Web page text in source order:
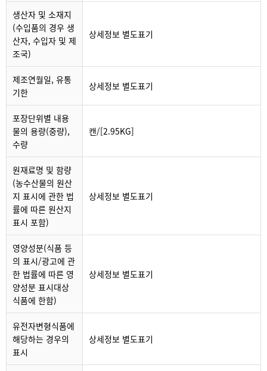
생산자 및 소재지
(수입품의 경우 생
산자, 수입자 및 제
조국)
상세정보 별도표기
제조연월일, 유통
기한
상세정보 별도표기
포장단위별 내용
물의 용량(중량),
수량
캔/[2.95KG]
원재료명 및 함량
(농수산물의 원산
지 표시에 관한 법
률에 따른 원산지
표시 포함)
상세정보 별도표기
영양성분(식품 등
의 표시/광고에 관
한 법률에 따른 영
양성분 표시대상
식품에 한함)
상세정보 별도표기
유전자변형식품에
해당하는 경우의
표시
상세정보 별도표기